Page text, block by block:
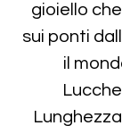
gioiello
sui ponti
il